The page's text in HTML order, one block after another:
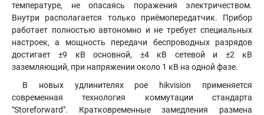
температуре, не опасаясь поражения электричеством.
Внутри располагается только приёмопередатчик. Прибор
работает полностью автономно и не требует специальных
настроек, а мощность передачи беспроводных разрядов
достигает ±9 кВ основной, ±4 кВ сетевой и ±2 кВ
заземляющий, при напряжении около 1 кВ на одной фазе.
В новых удлинителях poe hikvision применяется
современная технология коммутации стандарта
"Storeforward". Кратковременные замедления размена